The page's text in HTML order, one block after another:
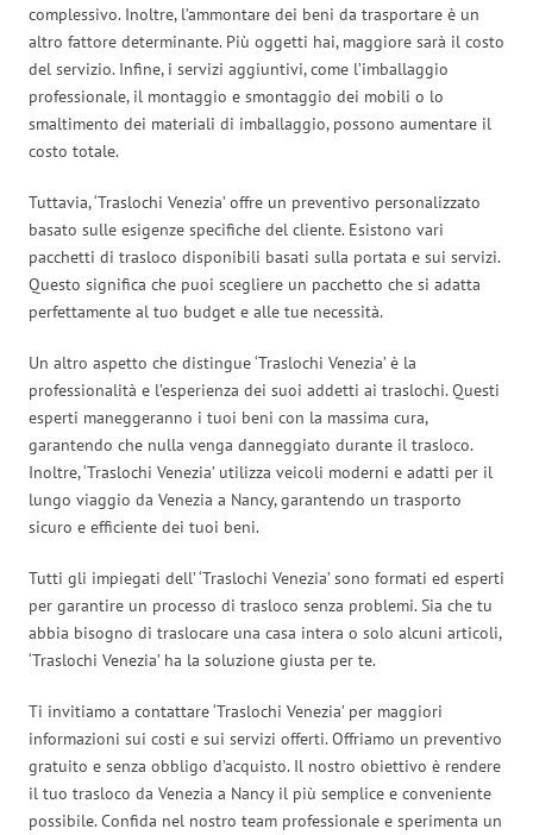
complessivo. Inoltre, l’ammontare dei beni da trasportare è un
altro fattore determinante. Più oggetti hai, maggiore sarà il costo
del servizio. Infine, i servizi aggiuntivi, come l’imballaggio
professionale, il montaggio e smontaggio dei mobili o lo
smaltimento dei materiali di imballaggio, possono aumentare il
costo totale.
Tuttavia, ‘Traslochi Venezia’ offre un preventivo personalizzato
basato sulle esigenze specifiche del cliente. Esistono vari
pacchetti di trasloco disponibili basati sulla portata e sui servizi.
Questo significa che puoi scegliere un pacchetto che si adatta
perfettamente al tuo budget e alle tue necessità.
Un altro aspetto che distingue ‘Traslochi Venezia’ è la
professionalità e l’esperienza dei suoi addetti ai traslochi. Questi
esperti maneggeranno i tuoi beni con la massima cura,
garantendo che nulla venga danneggiato durante il trasloco.
Inoltre, ‘Traslochi Venezia’ utilizza veicoli moderni e adatti per il
lungo viaggio da Venezia a Nancy, garantendo un trasporto
sicuro e efficiente dei tuoi beni.
Tutti gli impiegati dell’ ‘Traslochi Venezia’ sono formati ed esperti
per garantire un processo di trasloco senza problemi. Sia che tu
abbia bisogno di traslocare una casa intera o solo alcuni articoli,
‘Traslochi Venezia’ ha la soluzione giusta per te.
Ti invitiamo a contattare ‘Traslochi Venezia’ per maggiori
informazioni sui costi e sui servizi offerti. Offriamo un preventivo
gratuito e senza obbligo d’acquisto. Il nostro obiettivo è rendere
il tuo trasloco da Venezia a Nancy il più semplice e conveniente
possibile. Confida nel nostro team professionale e sperimenta un